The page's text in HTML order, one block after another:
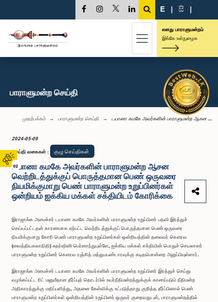
02
E | සි |
எனது பாராளுமன்றம்
இங்கே உள்நுழைக
பாராளுமன்ற செய்தி
முதற்பக்கம் பாராளுமன்ற செய்தி டயானா கமகே அவர்களின் பாராளுமன்ற ஆசன ...
2024-05-09
செய்தி வகைகள் : குழு செய்திகள்
டயானா கமகே அவர்களின் பாராளுமன்ற ஆசன
வெற்றிடத்துக்குப் பொருத்தமான பெண் ஒருவரை
நியமிக்குமாறு பெண் பாராளுமன்ற உறுப்பினர்கள்
ஒன்றியம் ஐக்கிய மக்கள் சக்தியிடம் கோரிக்கை
இராஜாங்க அமைச்சர் டயானா கமகே அவர்களின் பாராளுமன்ற உறுப்பினர் பதவி இரத்துச்
செய்யப்பட்டதன் காரணமாக ஏற்பட்ட வெற்றிடத்துக்குப் பொருத்தமான பெண் ஒருவரை
நியமிக்குமாறு கோரி பெண் பாராளுமன்ற உறுப்பினர்கள் ஒன்றியத்தின் தலைவர் கௌரவ
(வைத்தியகலாநிதி) சுதர்ஷினி பெர்னாந்துபுள்ளே, ஐக்கிய மக்கள் சக்தியின் பொதுச் செயலாளர்
பாராளுமன்ற உறுப்பினர் கௌரவ ரஞ்சித் மத்துமபண்டாரவுக்கு கடிதமொன்றை அனுப்பியுள்ளார்.
இராஜாங்க அமைச்சர் டயானா கமகே அவர்களின் பாராளுமன்ற உறுப்பினர் இரத்துச் செய்து
வழங்கப்பட்ட ரிட் மனுமீதான தீர்ப்புத் தொடர்பில் உயர்நீதிமன்றத்துக்குக் காணப்படும் நீதிமன்ற
அதிகாரத்துக்கு மதிப்பளித்து, அதனை கேள்விக்கு உட்படுத்தாது குறித்த தீர்ப்பினால் பெண்
பாராளுமன்ற உறுப்பினர்கள் ஒன்றியத்தின் உறுப்பினர் ஒருவர் குறைவதுடன், பாராளுமன்றத்தில்